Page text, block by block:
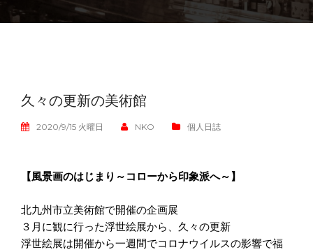
久々の更新の美術館
2020/9/15 火曜日 NKO 個人日誌
【風景画のはじまり ～コローから印象派へ～】
北九州市立美術館で開催の企画展
３月に観に行った浮世絵展から、久々の更新
浮世絵展は開催から一週間でコロナウイルスの影響で福